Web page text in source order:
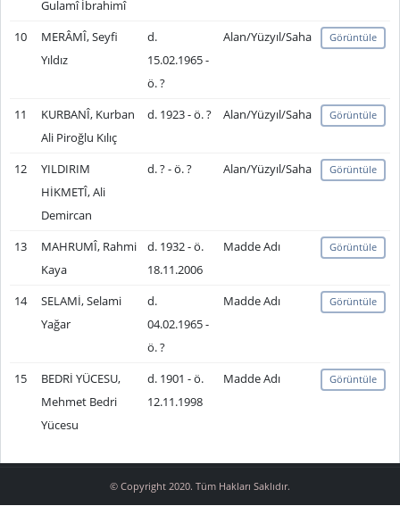
Gulamî İbrahimî
10
MERÂMÎ, Seyfi
Yıldız
d.
15.02.1965 -
ö. ?
Alan/Yüzyıl/Saha Görüntüle
11
KURBANÎ, Kurban
Ali Piroğlu Kılıç
d. 1923 - ö. ? Alan/Yüzyıl/Saha Görüntüle
12
YILDIRIM
HİKMETÎ, Ali
Demircan
d. ? - ö. ? Alan/Yüzyıl/Saha Görüntüle
13
MAHRUMÎ, Rahmi
Kaya
d. 1932 - ö.
18.11.2006
Madde Adı Görüntüle
14
SELAMİ, Selami
Yağar
d.
04.02.1965 -
ö. ?
Madde Adı Görüntüle
15
BEDRİ YÜCESU,
Mehmet Bedri
Yücesu
d. 1901 - ö.
12.11.1998
Madde Adı Görüntüle
© Copyright 2020. Tüm Hakları Saklıdır.